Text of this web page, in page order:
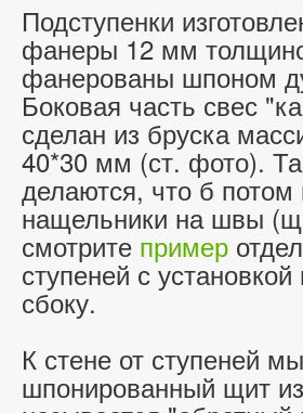
Подступенки
фанеры 12 мм
фанерованы шпоном
Боковая часть свес
сделан из бруска
40*30 мм (ст. фото).
делаются, что б потом
нащельники на швы
смотрите пример
ступеней с
сбоку.
К стене от ступеней
шпонированный щит